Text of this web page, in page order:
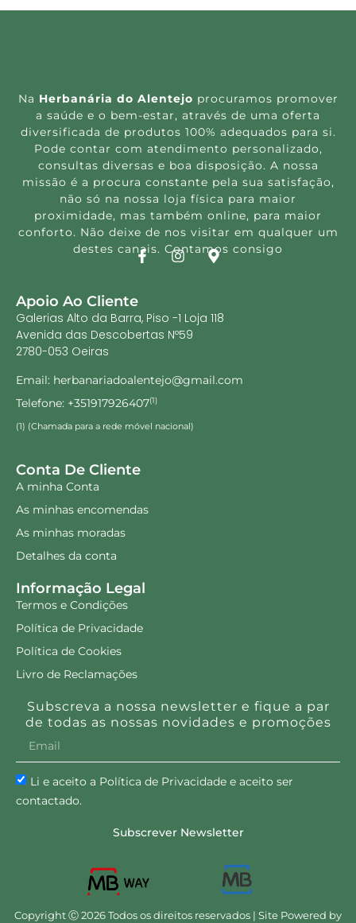
Na Herbanária do Alentejo procuramos promover
a saúde e o bem-estar, através de uma oferta
diversificada de produtos 100% adequados para si.
Pode contar com atendimento personalizado,
consultas diversas e boa disposição. A nossa
missão é a procura constante pela sua satisfação,
não só na nossa loja física para maior
proximidade, mas também online, para maior
conforto. Não deixe de nos visitar em qualquer um
destes canais. Contamos consigo
Apoio Ao Cliente
Galerias Alto da Barra, Piso -1 Loja 118
Avenida das Descobertas Nº59
2780-053 Oeiras
Email: herbanariadoalentejo@gmail.com
Telefone: +351917926407(1)
(1) (Chamada para a rede móvel nacional)
Conta De Cliente
A minha Conta
As minhas encomendas
As minhas moradas
Detalhes da conta
Informação Legal
Termos e Condições
Política de Privacidade
Política de Cookies
Livro de Reclamações
Subscreva a nossa newsletter e fique a par
de todas as nossas novidades e promoções
Li e aceito a Política de Privacidade e aceito ser
contactado.
Subscrever Newsletter
Copyright Ⓒ 2026 Todos os direitos reservados | Site Powered by